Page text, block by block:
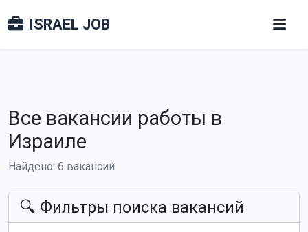
ISRAEL JOB
Все вакансии работы в
Израиле
Найдено: 6 вакансий
🔍 Фильтры поиска вакансий